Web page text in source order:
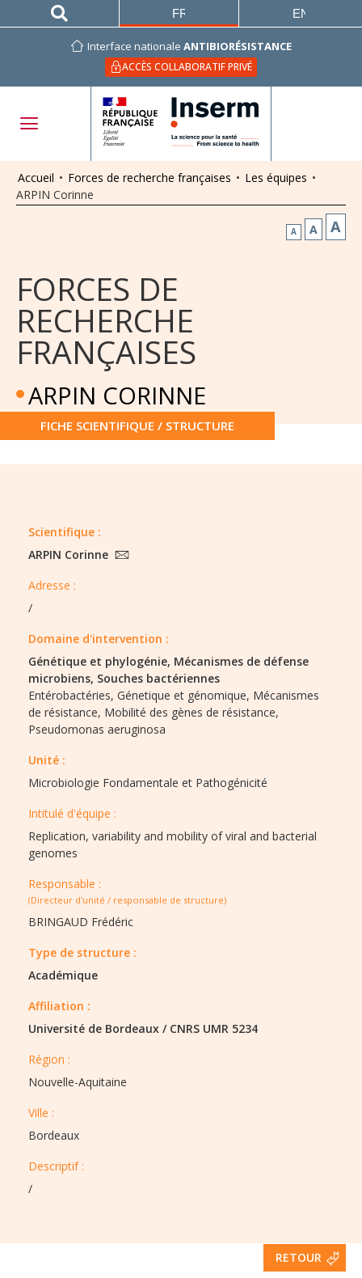
Interface nationale ANTIBIORÉSISTANCE
ACCÈS COLLABORATIF PRIVÉ
FRANÇAIS ENGLISH
Accueil • Forces de recherche françaises • Les équipes •
ARPIN Corinne
A A A
FORCES DE
RECHERCHE
FRANÇAISES
ARPIN CORINNE
FICHE SCIENTIFIQUE / STRUCTURE
Scientifique :
ARPIN Corinne
Adresse :
/
Domaine d'intervention :
Génétique et phylogénie, Mécanismes de défense
microbiens, Souches bactériennes
Entérobactéries, Génetique et génomique, Mécanismes
de résistance, Mobilité des gènes de résistance,
Pseudomonas aeruginosa
Unité :
Microbiologie Fondamentale et Pathogénicité
Intitulé d'équipe :​
Replication, variability and mobility of viral and bacterial
genomes
Responsable :
(Directeur d'unité / responsable de structure)
BRINGAUD Frédéric
Type de structure :​
Académique
Affiliation :
Université de Bordeaux / CNRS UMR 5234
Région :​​
Nouvelle-Aquitaine
Ville :​​
Bordeaux
Descriptif :​
/
RETOUR